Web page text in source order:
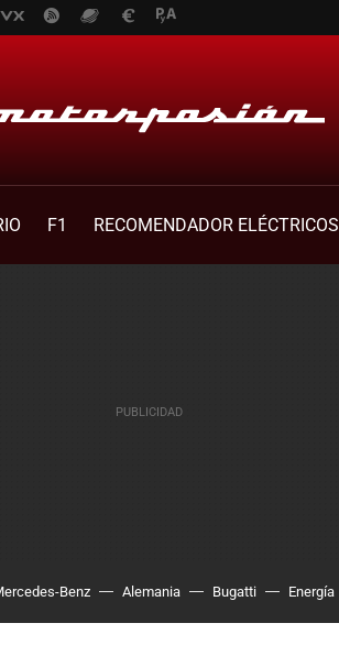
F1
RECOMENDADOR ELÉCTRICOS
Benz Alemania Bugatti Energía